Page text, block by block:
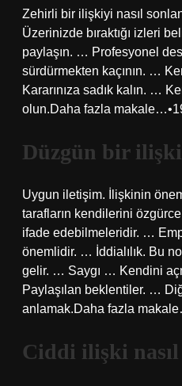
Zehirli bir ilişkiyi nasıl
Üzerinizde bıraktığı izleri
paylaşın. … Profesyonel
sürdürmekten kaçının. …
Kararınıza sadık kalın. …
olun.Daha fazla
Düzgün bir ilişki
Uygun iletişim. İlişkinin
tarafların kendilerini
ifade edebilmeleridir. …
önemlidir. … İddialılık. Bu
gelir. … Saygı … Kendini
Paylaşılan beklentiler. …
anlamak.Daha fazla
Ciddi ilişki